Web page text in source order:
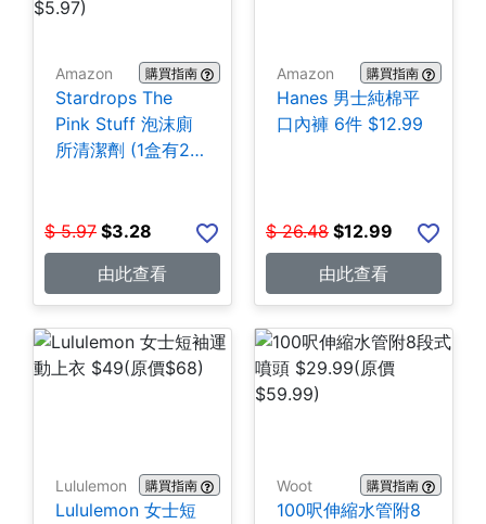
Amazon 購買指南
Stardrops The
Pink Stuff 泡沫廁
所清潔劑 (1盒有2
$ 5.97 $3.28
由此查看
Amazon 購買指南
Hanes 男士純棉平
口內褲 6件 $12.99
$ 26.48 $12.99
由此查看
Lululemon 購買指南
Lululemon 女士短
Woot 購買指南
100呎伸縮水管附8